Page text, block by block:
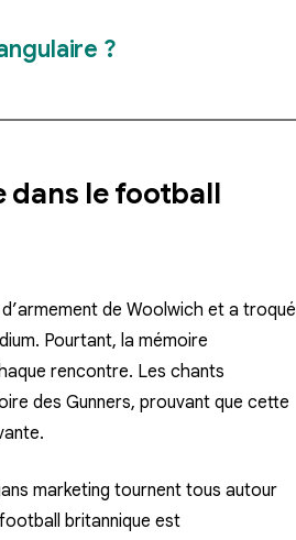
?
dans le football
de Woolwich et a troqué
Pourtant, la mémoire
rencontre. Les chants
des Gunners, prouvant que cette
marketing tournent tous autour
britannique est